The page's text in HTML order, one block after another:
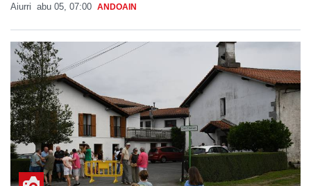
Aiurri abu 05, 07:00 ANDOAIN